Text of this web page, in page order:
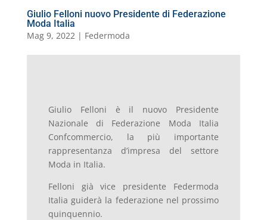
Giulio Felloni nuovo Presidente di Federazione
Moda Italia
Mag 9, 2022| Federmoda
Giulio Felloni è il nuovo Presidente
Nazionale di Federazione Moda Italia
Confcommercio, la più importante
rappresentanza d’impresa del settore
Moda in Italia.
Felloni già vice presidente Federmoda
Italia guiderà la federazione nel prossimo
quinquennio.